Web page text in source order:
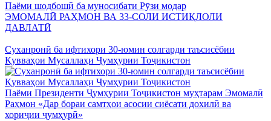
Паёми шодбошӣ ба муносибати Рӯзи модар
ЭМОМАЛӢ РАҲМОН ВА 33-СОЛИ ИСТИҚЛОЛИ
ДАВЛАТӢ
Суханронӣ ба ифтихори 30-юмин солгарди таъсисёбии
Қувваҳои Мусаллаҳи Ҷумҳурии Тоҷикистон
Паёми Президенти Ҷумҳурии Тоҷикистон муҳтарам Эмомалӣ
Раҳмон «Дар бораи самтҳои асосии сиёсати дохилӣ ва
хориҷии ҷумҳурӣ»